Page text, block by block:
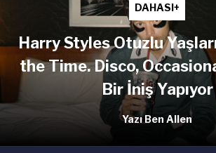
DAHASI+
Harry Styles Otuzlu
the Time. Disco,
Bir İniş Yapıyor
Yazı Ben Allen